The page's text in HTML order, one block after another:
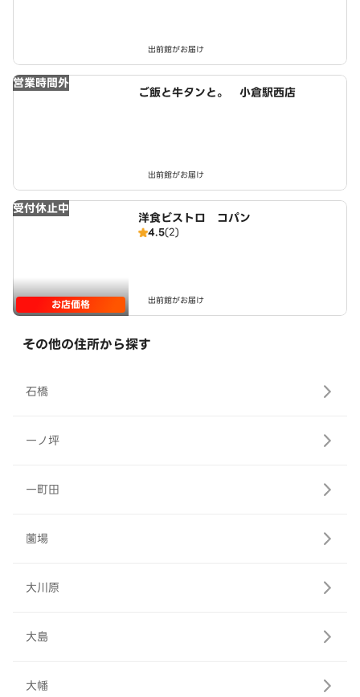
出前館がお届け
営業時間外
ご飯と牛タンと。 小倉駅西店
出前館がお届け
受付休止中
お店価格
洋食ビストロ コパン
4.5(2)
出前館がお届け
その他の住所から探す
石橋
一ノ坪
一町田
薗場
大川原
大島
大幡